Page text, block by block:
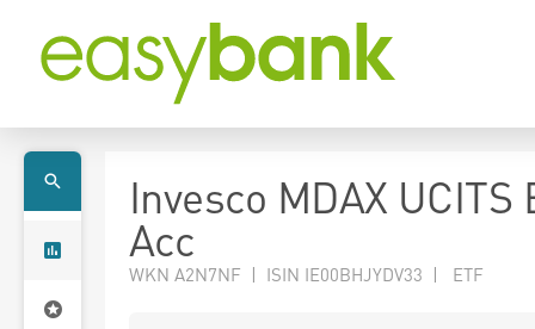
Invesco MDAX UCITS
Acc
WKN A2N7NF | ISIN IE00BHJYDV33 | ETF